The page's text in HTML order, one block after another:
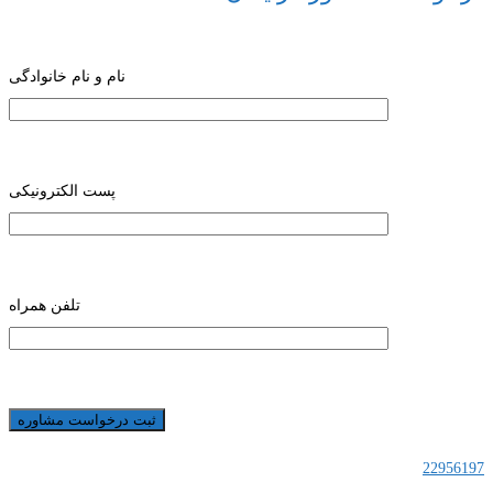
نام و نام خانوادگی
پست الکترونیکی
تلفن همراه
22956197